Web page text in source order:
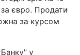
за євро. Продати
за курсом
у